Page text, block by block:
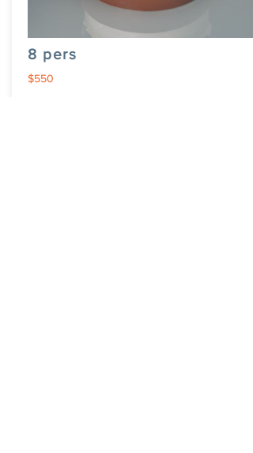
8 pers
$550